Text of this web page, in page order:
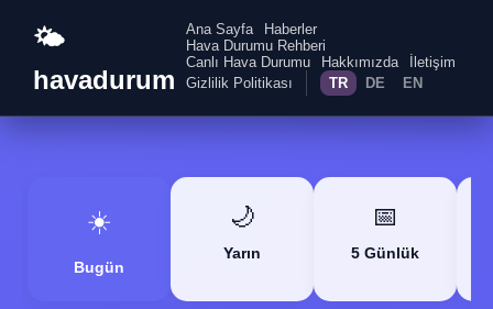
🌤️
havadurum
Ana Sayfa
Haberler
Hava Durumu Rehberi
Canlı Hava Durumu
Hakkımızda
İletişim
Gizlilik Politikası
TR DE EN
☀️
Bugün
🌙
Yarın
📅
5 Günlük